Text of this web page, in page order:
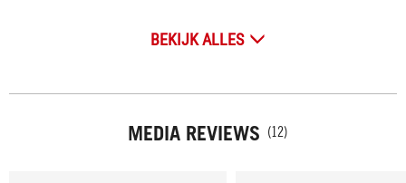
BEKIJK ALLES
MEDIA REVIEWS (12)